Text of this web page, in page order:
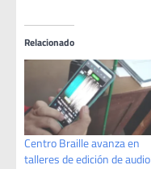
Relacionado
Centro Braille avanza en
talleres de edición de audio